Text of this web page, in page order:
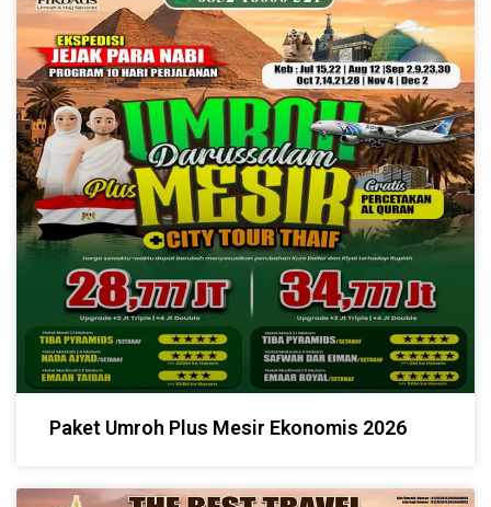
Paket Umroh Plus Mesir Ekonomis 2026